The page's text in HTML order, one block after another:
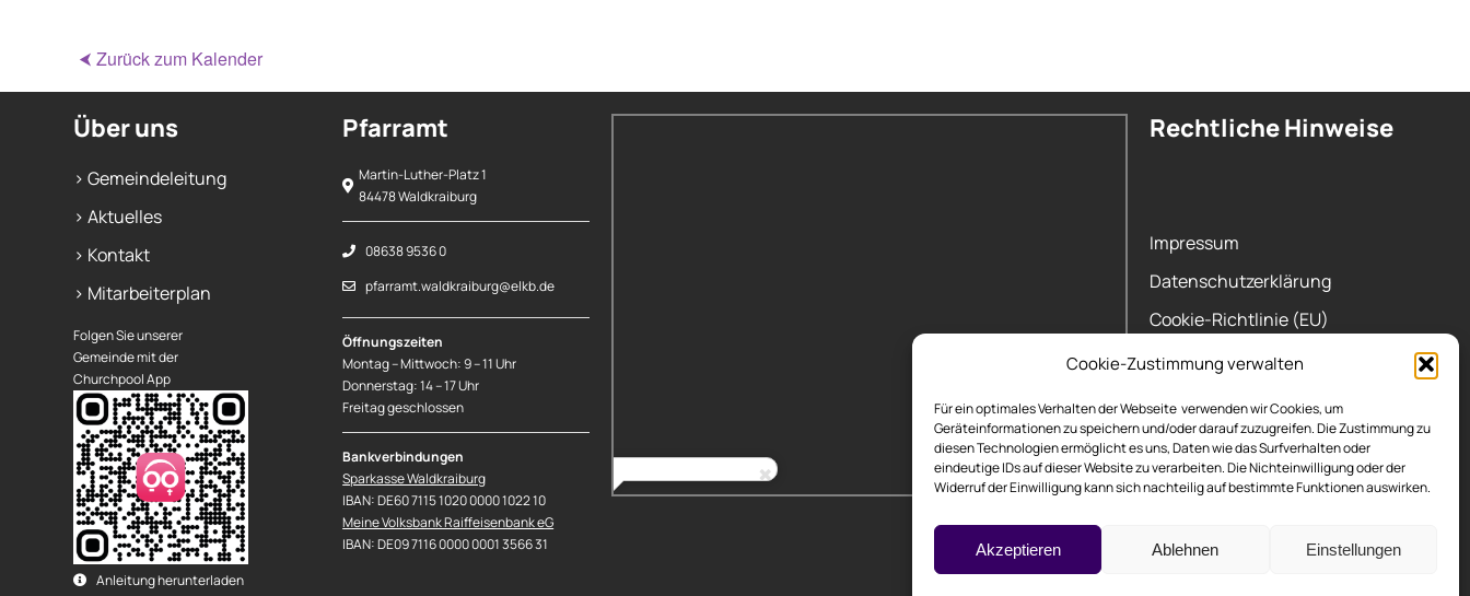
Cookie-Zustimmung verwalten
Für ein optimales Verhalten der Webseite verwenden wir Cookies, um
Geräteinformationen zu speichern und/oder darauf zuzugreifen. Die Zustimmung zu
diesen Technologien ermöglicht es uns, Daten wie das Surfverhalten oder
eindeutige IDs auf dieser Website zu verarbeiten. Die Nichteinwilligung oder der
Widerruf der Einwilligung kann sich nachteilig auf bestimmte Funktionen auswirken.
Akzeptieren Ablehnen Einstellungen
⮜ Zurück zum Kalender
Über uns
> Gemeindeleitung
> Aktuelles
> Kontakt
> Mitarbeiterplan
Folgen Sie unserer
Gemeinde mit der
Churchpool App
Anleitung herunterladen
Pfarramt
Martin-Luther-Platz 1
84478 Waldkraiburg
08638 9536 0
pfarramt.waldkraiburg@elkb.de
Öffnungszeiten
Montag – Mittwoch: 9 – 11 Uhr
Donnerstag: 14 – 17 Uhr
Freitag geschlossen
Bankverbindungen
Sparkasse Waldkraiburg
IBAN: DE60 7115 1020 0000 1022 10
Meine Volksbank Raiffeisenbank eG
IBAN: DE09 7116 0000 0001 3566 31
Rechtliche Hinweise
Impressum
Datenschutzerklärung
Cookie-Richtlinie (EU)